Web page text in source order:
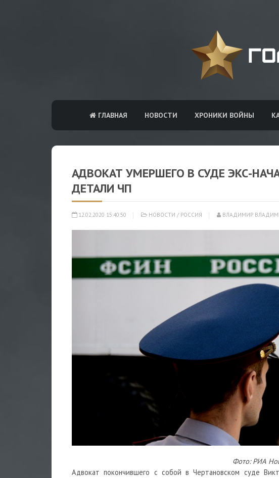
ГЛАВНАЯ НОВОСТИ ХРОНИКИ ВОЙНЫ
АДВОКАТ УМЕРШЕГО В СУДЕ ЭКС-
ДЕТАЛИ ЧП
12.02.2020 15:40:50 НОВОСТИ / РОССИЯ ВЛАДИМИР
Фото: РИА
Адвокат покончившего с собой в Чертановском суде